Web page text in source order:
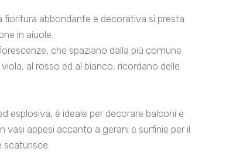
fioritura abbondante e decorativa si presta
in aiuole.
che spaziano dalla più comune
al rosso ed al bianco, ricordano delle
esplosiva, è ideale per decorare balconi e
vasi appesi accanto a gerani e surfinie per il